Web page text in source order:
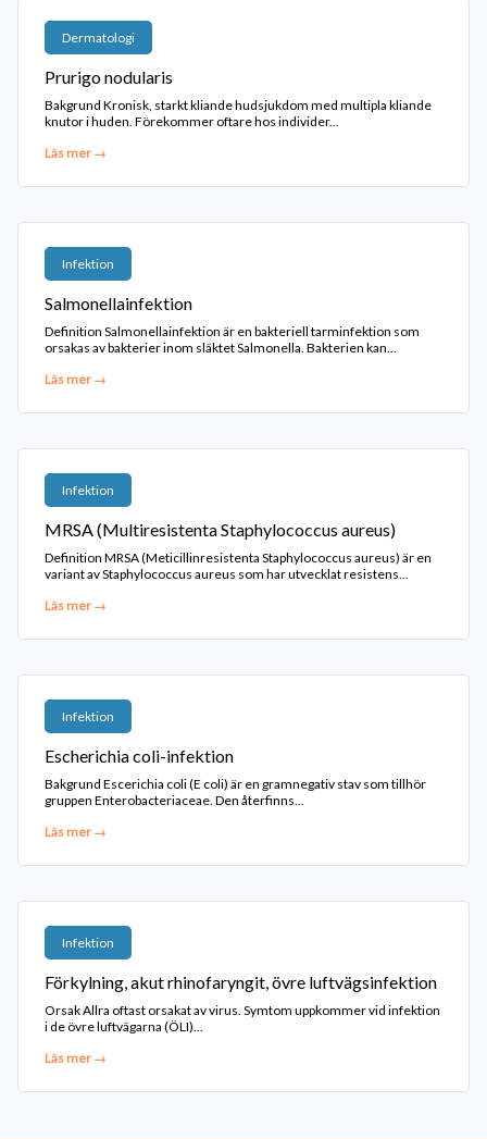
Dermatologi
Prurigo nodularis
Bakgrund Kronisk, starkt kliande hudsjukdom med multipla kliande
knutor i huden. Förekommer oftare hos individer...
Läs mer →
Infektion
Salmonellainfektion
Definition Salmonellainfektion är en bakteriell tarminfektion som
orsakas av bakterier inom släktet Salmonella. Bakterien kan...
Läs mer →
Infektion
MRSA (Multiresistenta Staphylococcus aureus)
Definition MRSA (Meticillinresistenta Staphylococcus aureus) är en
variant av Staphylococcus aureus som har utvecklat resistens...
Läs mer →
Infektion
Escherichia coli-infektion
Bakgrund Escerichia coli (E coli) är en gramnegativ stav som tillhör
gruppen Enterobacteriaceae. Den återfinns...
Läs mer →
Infektion
Förkylning, akut rhinofaryngit, övre luftvägsinfektion
Orsak Allra oftast orsakat av virus. Symtom uppkommer vid infektion
i de övre luftvägarna (ÖLI)...
Läs mer →